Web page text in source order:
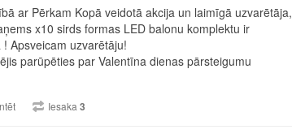
ar Pērkam Kopā veidotā akcija un laimīgā uzvarētāja,
x10 sirds formas LED balonu komplektu ir
Apsveicam uzvarētāju!
parūpēties par Valentīna dienas pārsteigumu
Iesaka 3